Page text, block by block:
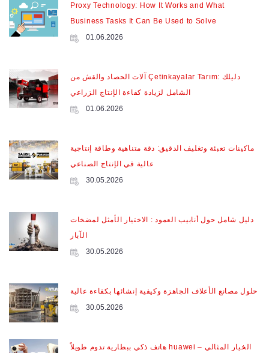
Proxy Technology: How It Works and What
Business Tasks It Can Be Used to Solve
01.06.2026
آلات الحصاد والقش من Çetinkayalar Tarım: دليلك
الشامل لزيادة كفاءة الإنتاج الزراعي
01.06.2026
ماكينات تعبئة وتغليف الدقيق: دقة متناهية وطاقة إنتاجية
عالية في الإنتاج الصناعي
30.05.2026
دليل شامل حول أنابيب العمود : الاختيار الأمثل لمضخات
الآبار
30.05.2026
حلول مصانع الأعلاف الجاهزة وكيفية إنشائها بكفاءة عالية
30.05.2026
هاتف ذكي ببطارية تدوم طويلاً huawei – الخيار المثالي